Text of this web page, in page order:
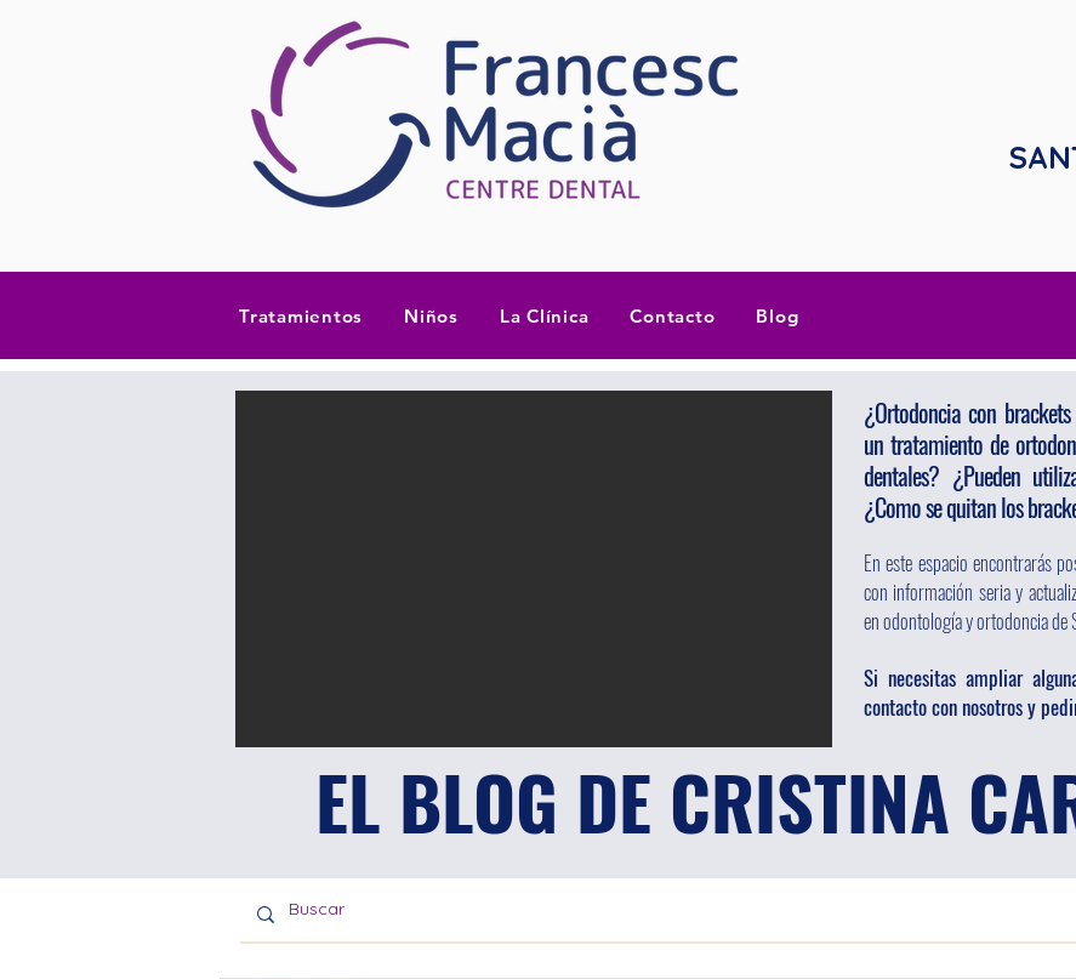
Tratamientos Niños La Clínica Contacto Blog
¿Ortodoncia con
un tratamiento de
dentales? ¿Pueden
¿Como se quitan los
En este espacio encontrarás
con información seria y
en odontología y ortodoncia de
Si necesitas ampliar
contacto con nosotros y
EL BLOG DE CRISTINA